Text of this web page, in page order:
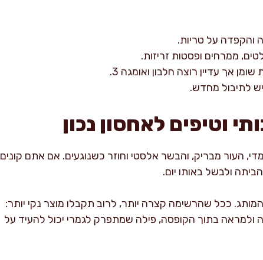
והקפדה על טריות.
ממרחים ופסטות זריזות.
אך עדיין רוצה חלבון ואומגה 3.
לתיבול מחדש.
וטיפים לאחסון נכון
העור מבריק, והבשר אלסטי וחוזר כשנוגעים. אם אתם קונים
ולבשל באותו יום.
ככל שהרשימה קצרה יותר, לרוב תקבלו מוצר נקי יותר:
ולמראה בתוך הקופסה, פילה שמתפרק לגמרי יכול להעיד על